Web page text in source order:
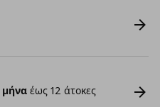
μήνα έως 12 άτοκες